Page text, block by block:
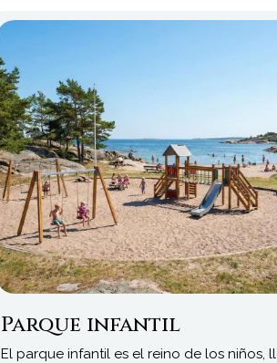
Parque infantil
El parque infantil es el reino de los niños,